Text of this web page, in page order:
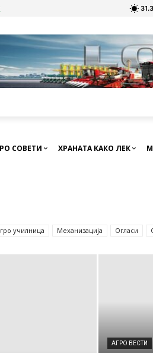
31.3
СОВЕТИ ХРАНАТА КАКО ЛЕК
училница Механизација Огласи
АГРО ВЕСТИ